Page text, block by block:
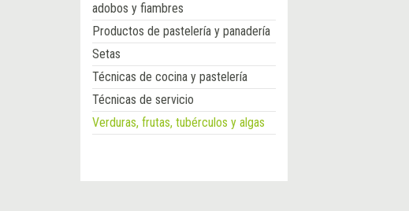
adobos y fiambres
Productos de pastelería y panadería
Setas
Técnicas de cocina y pastelería
Técnicas de servicio
Verduras, frutas, tubérculos y algas